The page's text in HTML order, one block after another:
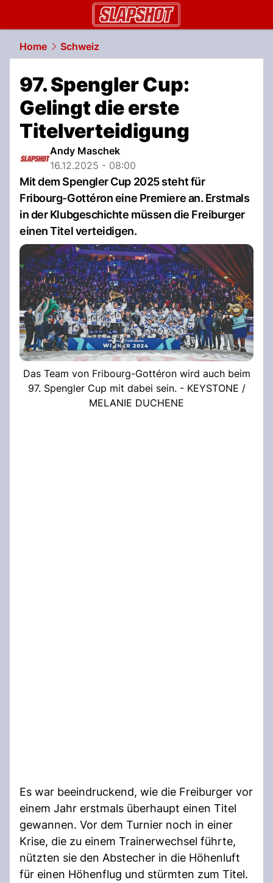
Home Schweiz
97. Spengler Cup:
Gelingt die erste
Titelverteidigung
Andy Maschek
16.12.2025 - 08:00
Mit dem Spengler Cup 2025 steht für
Fribourg-Gottéron eine Premiere an. Erstmals
in der Klubgeschichte müssen die Freiburger
einen Titel verteidigen.
Das Team von Fribourg-Gottéron wird auch beim
97. Spengler Cup mit dabei sein. - KEYSTONE /
MELANIE DUCHENE
Es war beeindruckend, wie die Freiburger vor
einem Jahr erstmals überhaupt einen Titel
gewannen. Vor dem Turnier noch in einer
Krise, die zu einem Trainerwechsel führte,
nützten sie den Abstecher in die Höhenluft
für einen Höhenflug und stürmten zum Titel.